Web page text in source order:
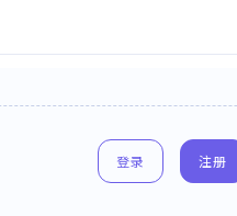
登录 注册